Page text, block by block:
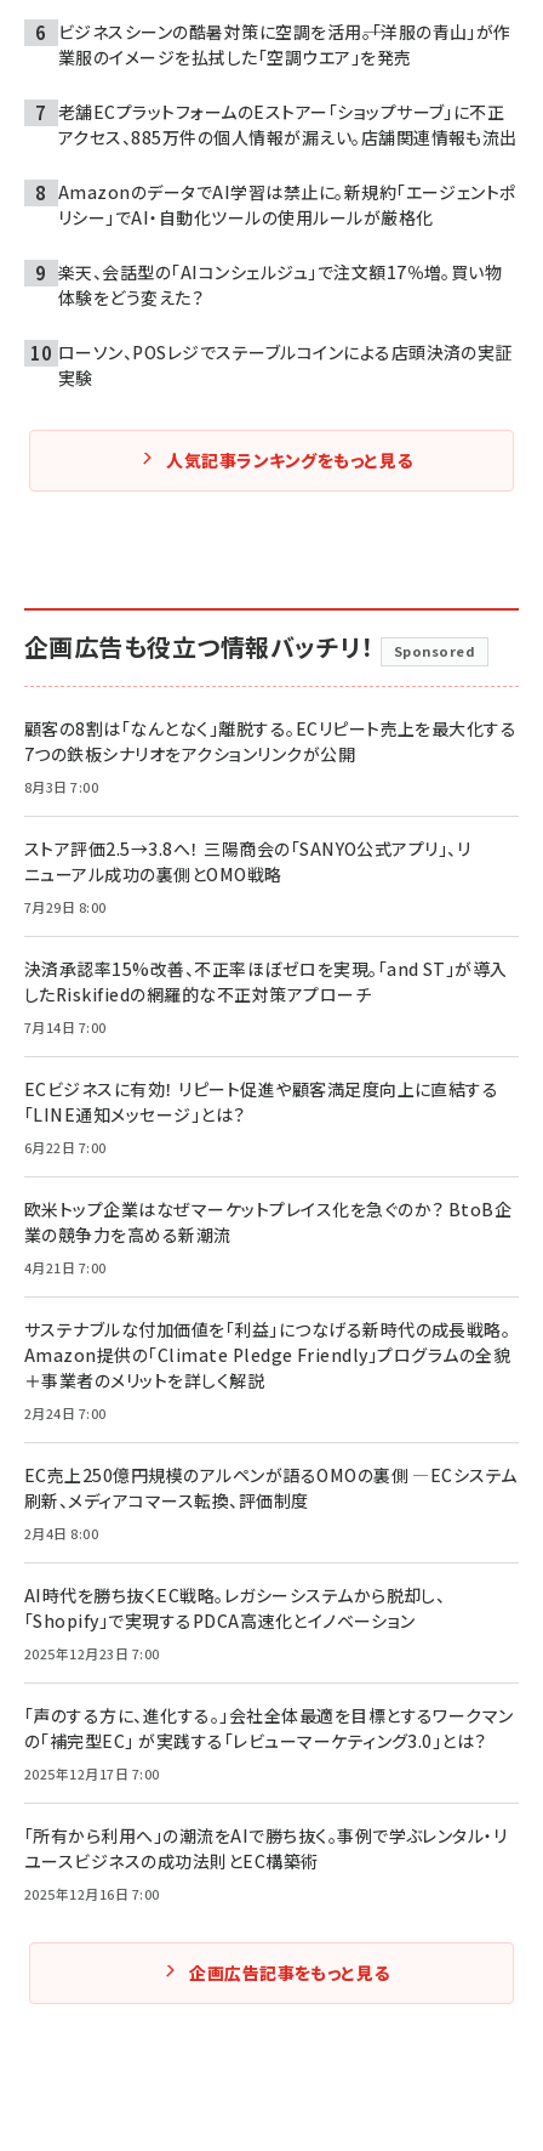
ビジネスシーンの酷暑対策に空調を活用――。「洋服の青山」が作
業服のイメージを払拭した「空調ウエア」を発売
老舗ECプラットフォームのEストアー「ショップサーブ」に不正
アクセス、885万件の個人情報が漏えい。店舗関連情報も流出
AmazonのデータでAI学習は禁止に。新規約「エージェントポ
リシー」でAI・自動化ツールの使用ルールが厳格化
楽天、会話型の「AIコンシェルジュ」で注文額17％増。買い物
体験をどう変えた？
ローソン、POSレジでステーブルコインによる店頭決済の実証
実験
人気記事ランキングをもっと見る
企画広告も役立つ情報バッチリ！ Sponsored
顧客の8割は「なんとなく」離脱する。ECリピート売上を最大化する
7つの鉄板シナリオをアクションリンクが公開
8月3日 7:00
ストア評価2.5→3.8へ！ 三陽商会の「SANYO公式アプリ」、リ
ニューアル成功の裏側とOMO戦略
7月29日 8:00
決済承認率15%改善、不正率ほぼゼロを実現。「and ST」が導入
したRiskifiedの網羅的な不正対策アプローチ
7月14日 7:00
ECビジネスに有効！ リピート促進や顧客満足度向上に直結する
「LINE通知メッセージ」とは？
6月22日 7:00
欧米トップ企業はなぜマーケットプレイス化を急ぐのか？ BtoB企
業の競争力を高める新潮流
4月21日 7:00
サステナブルな付加価値を「利益」につなげる新時代の成長戦略。
Amazon提供の「Climate Pledge Friendly」プログラムの全貌
＋事業者のメリットを詳しく解説
2月24日 7:00
EC売上250億円規模のアルペンが語るOMOの裏側 ―ECシステム
刷新、メディアコマース転換、評価制度
2月4日 8:00
AI時代を勝ち抜くEC戦略。レガシーシステムから脱却し、
「Shopify」で実現するPDCA高速化とイノベーション
2025年12月23日 7:00
「声のする方に、進化する。」会社全体最適を目標とするワークマン
の「補完型EC」 が実践する「レビューマーケティング3.0」とは？
2025年12月17日 7:00
「所有から利用へ」の潮流をAIで勝ち抜く。事例で学ぶレンタル・リ
ユースビジネスの成功法則とEC構築術
2025年12月16日 7:00
企画広告記事をもっと見る